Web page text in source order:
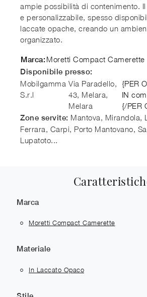
ampie possibilità di contenimento.
e personalizzabile, spesso
laccate opache, creando un
organizzato.
Marca:Moretti Compact Camerette
Disponibile presso:
Mobilgamma
S.r.l
Via Paradello,
43, Melara,
Melara
{PER
IN
{/PER
Zone servite: Mantova, Mirandola,
Ferrara, Carpi, Porto Mantovano,
Lupatoto...
Marca
Moretti Compact Camerette
Materiale
In Laccato Opaco